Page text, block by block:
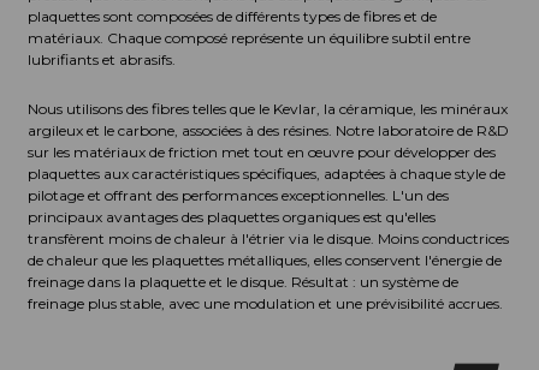
plaquettes sont composées de différents types de fibres et de
matériaux. Chaque composé représente un équilibre subtil entre
lubrifiants et abrasifs.
Nous utilisons des fibres telles que le Kevlar, la céramique, les minéraux
argileux et le carbone, associées à des résines. Notre laboratoire de R&D
sur les matériaux de friction met tout en œuvre pour développer des
plaquettes aux caractéristiques spécifiques, adaptées à chaque style de
pilotage et offrant des performances exceptionnelles. L'un des
principaux avantages des plaquettes organiques est qu'elles
transfèrent moins de chaleur à l'étrier via le disque. Moins conductrices
de chaleur que les plaquettes métalliques, elles conservent l'énergie de
freinage dans la plaquette et le disque. Résultat : un système de
freinage plus stable, avec une modulation et une prévisibilité accrues.